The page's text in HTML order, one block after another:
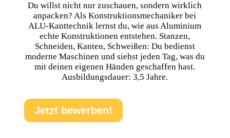
Du willst nicht nur zuschauen, sondern wirklich
anpacken? Als Konstruktionsmechaniker bei
ALU-Kanttechnik lernst du, wie aus Aluminium
echte Konstruktionen entstehen. Stanzen,
Schneiden, Kanten, Schweißen: Du bedienst
moderne Maschinen und siehst jeden Tag, was du
mit deinen eigenen Händen geschaffen hast.
Ausbildungsdauer: 3,5 Jahre.
Jetzt bewerben!